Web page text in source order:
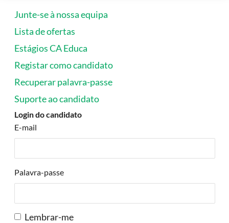
Junte-se à nossa equipa
Lista de ofertas
Estágios CA Educa
Registar como candidato
Recuperar palavra-passe
Suporte ao candidato
Login do candidato
E-mail
Palavra-passe
Lembrar-me